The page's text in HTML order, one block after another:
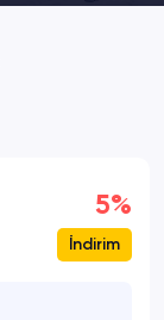
5%
İndirim